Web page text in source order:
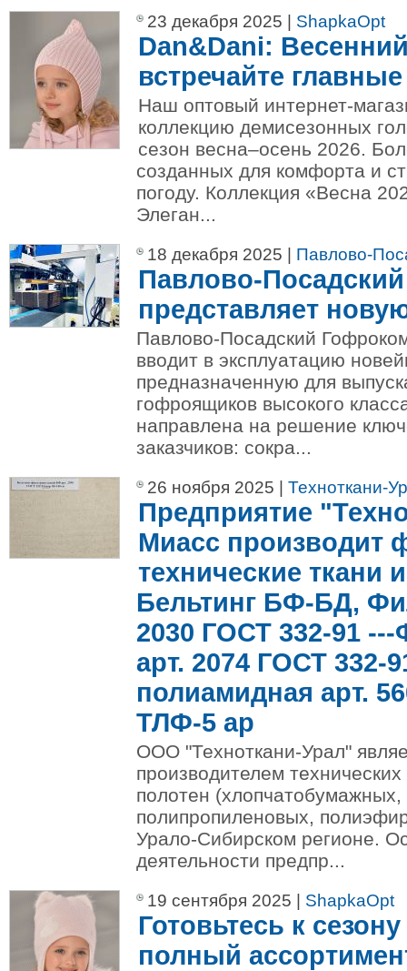
23 декабря 2025 | ShapkaOpt
Dan&Dani:
встречайте
Наш оптовый интернет-
коллекцию демисезонных
сезон весна–осень 2026.
созданных для комфорта и
погоду. Коллекция «Весна
Элеган...
18 декабря 2025 | Павлово-
Павлово-
представляет
Павлово-Посадский
вводит в эксплуатацию
предназначенную для
гофроящиков высокого
направлена на решение
заказчиков: сокра...
26 ноября 2025 | Техноткани-
Предприятие
Миасс производит
технические ткани
Бельтинг БФ-БД,
2030 ГОСТ 332-91
арт. 2074 ГОСТ 332-
полиамидная арт.
ТЛФ-5 ар
ООО "Техноткани-Урал"
производителем
полотен
полипропиленовых,
Урало-Сибирском регионе.
деятельности предпр...
19 сентября 2025 | ShapkaOpt
Готовьтесь к
полный